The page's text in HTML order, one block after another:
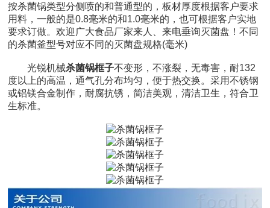
按杀菌锅类型分侧喷的和普通型的，板材厚度根据客户要求
用料，一般的是0.8毫米的和1.0毫米的，也可根据客户实地
要求订做。欢迎广大食品厂家来人、来电垂询灭菌盘！不同
的杀菌釜型号对应不同的灭菌盘规格(毫米)
光锐机械杀菌锅框子不变形，不涨裂，无毒害，耐132
度以上的高温，通气孔分布均匀，便于热交换。采用不锈钢
或铝镁合金制作，耐腐抗锈，简洁美观，清洁卫生，符合卫
生标准。